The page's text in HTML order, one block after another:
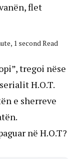
flet
1 second Read
tregoi nëse
H.O.T.
e sherreve
në H.O.T?